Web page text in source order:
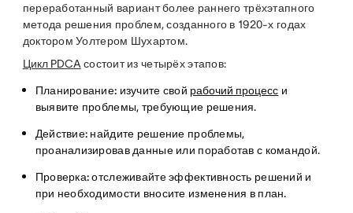
переработанный вариант более раннего трёхэтапного
метода решения проблем, созданного в 1920-х годах
доктором Уолтером Шухартом.
Цикл PDCA состоит из четырёх этапов:
Планирование: изучите свой рабочий процесс и
выявите проблемы, требующие решения.
Действие: найдите решение проблемы,
проанализировав данные или поработав с командой.
Проверка:отслеживайте эффективность решений и
при необходимости вносите изменения в план.